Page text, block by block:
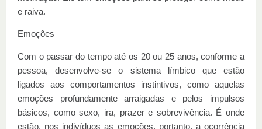
e raiva.
Emoções
Com o passar do tempo até os 20 ou 25 anos, conforme a
pessoa, desenvolve-se o sistema límbico que estão
ligados aos comportamentos instintivos, como aquelas
emoções profundamente arraigadas e pelos impulsos
básicos, como sexo, ira, prazer e sobrevivência. É onde
estão, nos indivíduos as emoções, portanto, a ocorrência